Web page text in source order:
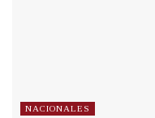
NACIONALES